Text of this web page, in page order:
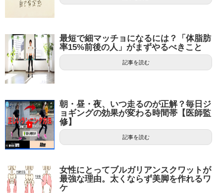
最短で細マッチョになるには？「体脂肪
率15%前後の人」がまずやるべきこと
記事を読む
朝・昼・夜、いつ走るのが正解？毎日ジ
ョギングの効果が変わる時間帯【医師監
修】
記事を読む
女性にとってブルガリアンスクワットが
最強な理由。太くならず美脚を作れるワ
ケ